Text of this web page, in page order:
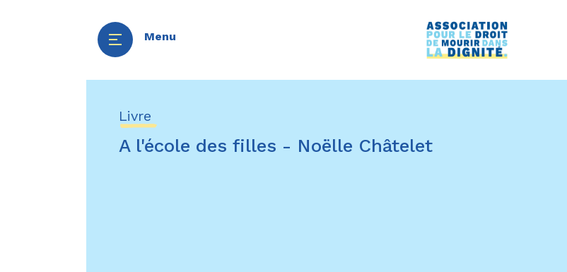
contenu
principal
Menu
Livre
A l'école des filles - Noëlle Châtelet